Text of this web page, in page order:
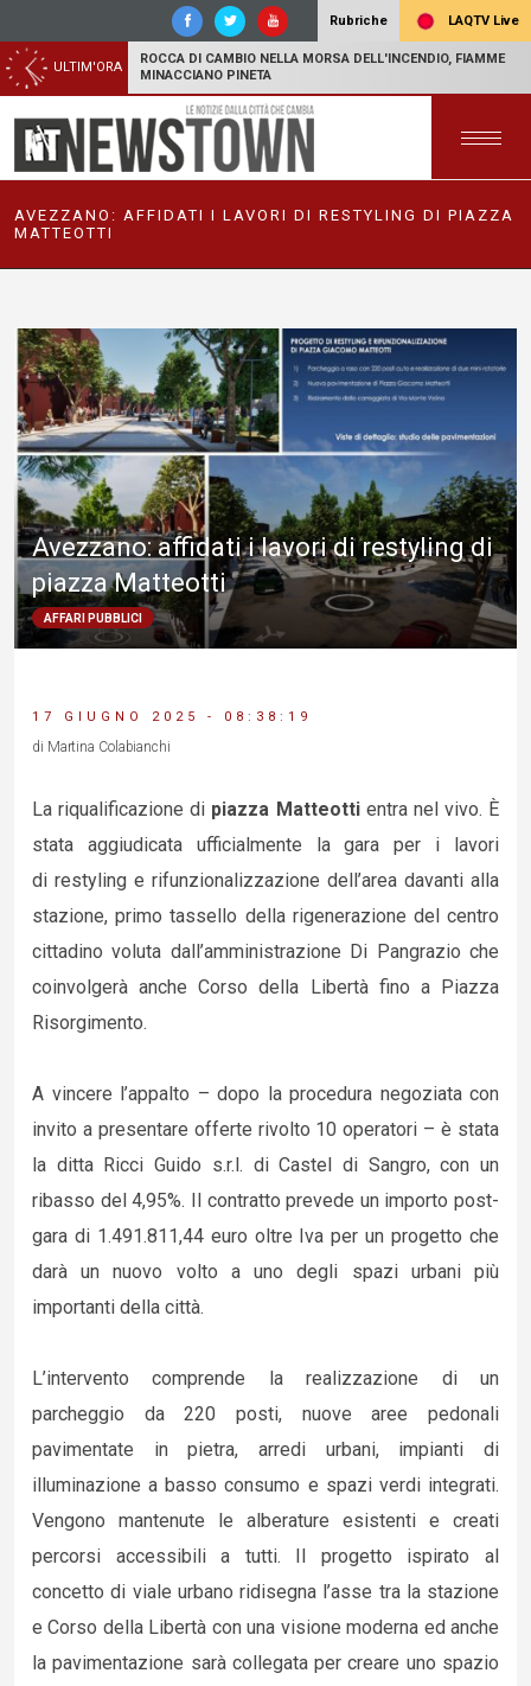
Rubriche LAQTV Live
ULTIM'ORA
ROCCA DI CAMBIO NELLA MORSA DELL'INCENDIO, FIAMME
MINACCIANO PINETA
AVEZZANO: AFFIDATI I LAVORI DI RESTYLING DI PIAZZA
MATTEOTTI
Avezzano: affidati i lavori di restyling di
piazza Matteotti
AFFARI PUBBLICI
17 GIUGNO 2025 - 08:38:19
di Martina Colabianchi
La riqualificazione di piazza Matteottientra nel vivo. È
stata aggiudicata ufficialmente la gara per i lavori
di restyling e rifunzionalizzazione dell’area davanti alla
stazione, primo tassello della rigenerazione del centro
cittadino voluta dall’amministrazione Di Pangrazio che
coinvolgerà anche Corso della Libertà fino a Piazza
Risorgimento.
A vincere l’appalto – dopo la procedura negoziata con
invito a presentare offerte rivolto 10 operatori – è stata
la ditta Ricci Guido s.r.l. di Castel di Sangro, con un
ribasso del 4,95%. Il contratto prevede un importo post-
gara di 1.491.811,44 euro oltre Iva per un progetto che
darà un nuovo volto a uno degli spazi urbani più
importanti della città.
L’intervento comprende la realizzazione di un
parcheggio da 220 posti, nuove aree pedonali
pavimentate in pietra, arredi urbani, impianti di
illuminazione a basso consumo e spazi verdi integrati.
Vengono mantenute le alberature esistenti e creati
percorsi accessibili a tutti. Il progetto ispirato al
concetto di viale urbano ridisegna l’asse tra la stazione
e Corso della Libertà con una visione moderna ed anche
la pavimentazione sarà collegata per creare uno spazio